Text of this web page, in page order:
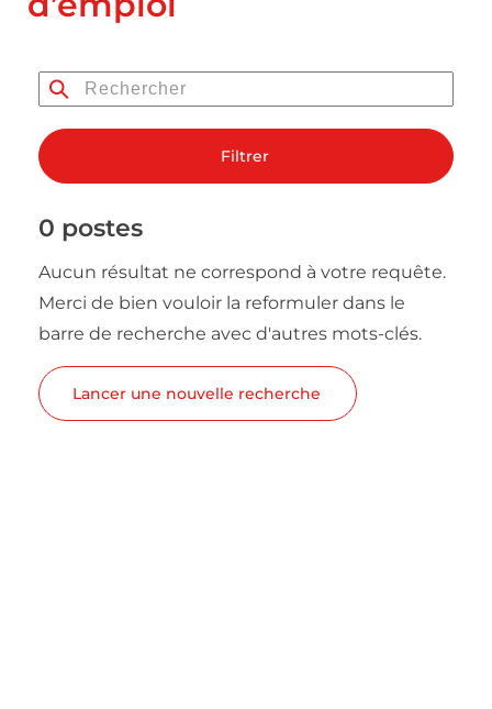
Filtrer
0 postes
Aucun résultat ne correspond à votre requête.
Merci de bien vouloir la reformuler dans le
barre de recherche avec d'autres mots-clés.
Lancer une nouvelle recherche